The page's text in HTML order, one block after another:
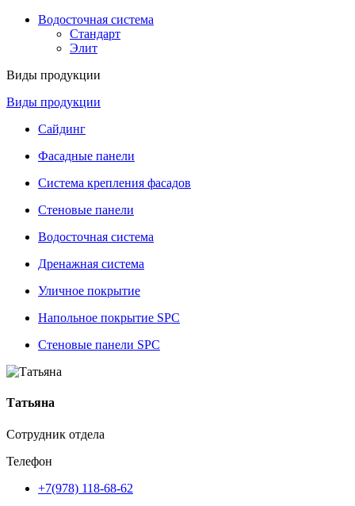
Водосточная система
Стандарт
Элит
Виды продукции
Виды продукции
Сайдинг
Фасадные панели
Система крепления фасадов
Стеновые панели
Водосточная система
Дренажная система
Уличное покрытие
Напольное покрытие SPC
Стеновые панели SPC
Татьяна
Сотрудник отдела
Телефон
+7(978) 118-68-62